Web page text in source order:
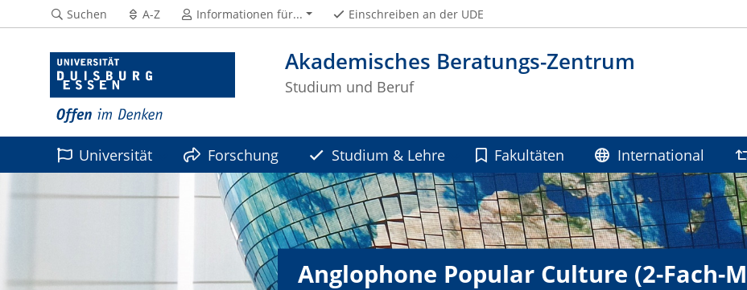
Akademisches Beratungs-Zentrum
Studium und Beruf
Suchen A-Z Informationen für... Einschreiben an der UDE
Universität Forschung Studium & Lehre Fakultäten International
Services & Internes
Anglophone Popular Culture (2-Fach-